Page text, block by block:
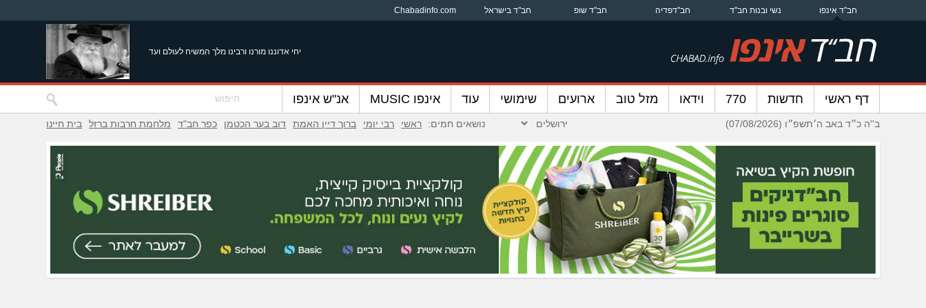
חב"ד אינפו נשי ובנות חב"ד חב"דפדיה חב"ד שופ חב"ד בישראל Chabadinfo.com
יחי אדוננו מורנו ורבינו מלך המשיח לעולם ועד
דף ראשי חדשות 770 וידאו מזל טוב ארועים שימושי עוד אינפו MUSIC אנ"ש אינפו
ב''ה כ״ד באב ה׳תשפ״ו (07/08/2026) נושאים חמים: ראשי רבי יומי ברוך דיין האמת דוב בער הכטמן כפר חב"ד מלחמת חרבות ברזל בית חיינו